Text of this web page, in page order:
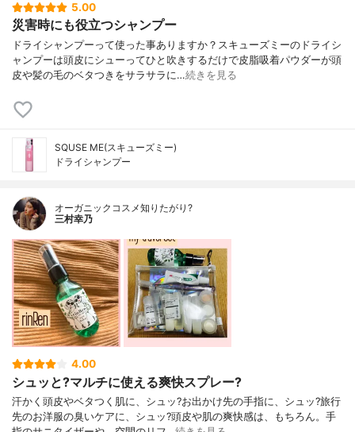
5.00
災害時にも役立つシャンプー
ドライシャンプーって使った事ありますか？スキューズミーのドライシ
ャンプーは頭皮にシューってひと吹きするだけで皮脂吸着パウダーが頭
皮や髪の毛のベタつきをサラサラに…続きを見る
SQUSE ME(スキューズミー)
ドライシャンプー
オーガニックコスメ知りたがり?
三村幸乃
4.00
シュッと?マルチに使える爽快スプレー?
汗かく頭皮やベタつく肌に、シュッ?お出かけ先の手指に、シュッ?旅行
先のお洋服の臭いケアに、シュッ?頭皮や肌の爽快感は、もちろん。手